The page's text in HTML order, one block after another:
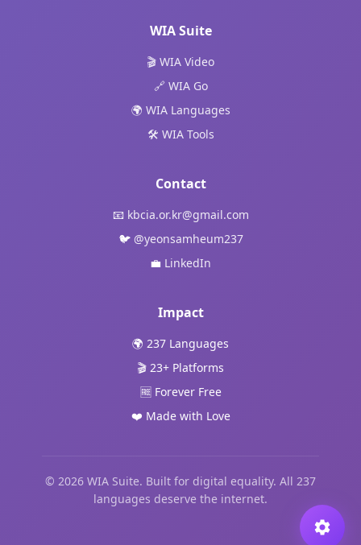
WIA Suite
🎬 WIA Video
🔗 WIA Go
🌍 WIA Languages
🛠️ WIA Tools
Contact
📧 kbcia.or.kr@gmail.com
🐦 @yeonsamheum237
💼 LinkedIn
Impact
🌍 237 Languages
🎬 23+ Platforms
🆓 Forever Free
❤️ Made with Love
© 2026 WIA Suite. Built for digital equality. All 237
languages deserve the internet.